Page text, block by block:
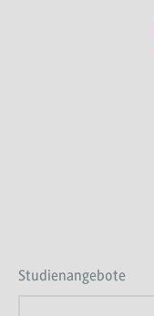
Studienangebote